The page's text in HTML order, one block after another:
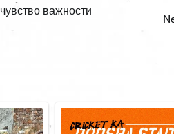
важности